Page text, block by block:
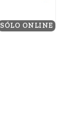
SÓLO ONLINE